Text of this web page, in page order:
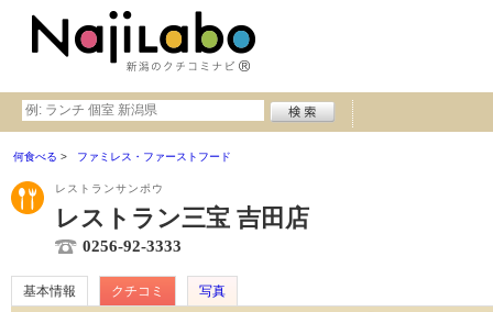
何食べる ファミレス・ファーストフード
レストランサンポウ
レストラン三宝 吉田店
0256-92-3333
基本情報 クチコミ
写真